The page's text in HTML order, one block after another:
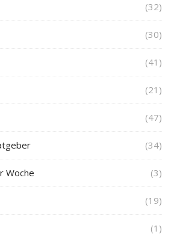
(32)
(30)
(41)
(21)
(47)
(34)
Woche (3)
(19)
(1)